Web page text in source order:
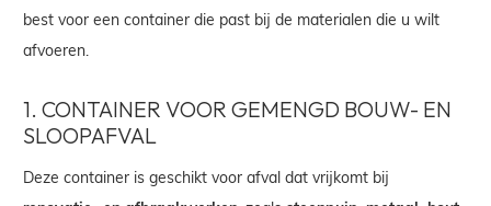
best voor een container die past bij de materialen die u wilt
afvoeren.
1. CONTAINER VOOR GEMENGD BOUW- EN
SLOOPAFVAL
Deze container is geschikt voor afval dat vrijkomt bij